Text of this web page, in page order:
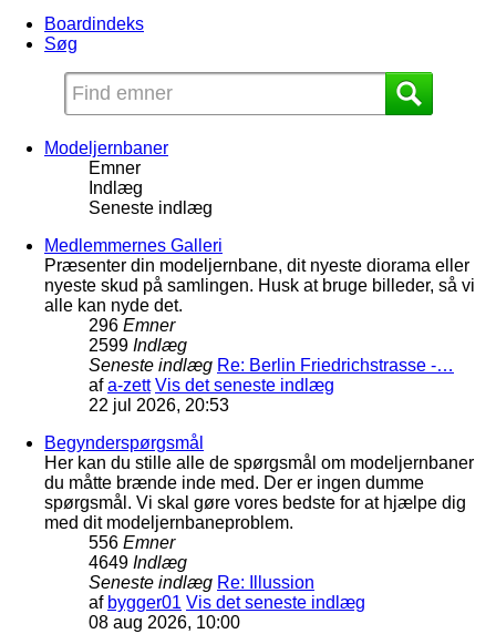
Boardindeks
Søg
Modeljernbaner
Emner
Indlæg
Seneste indlæg
Medlemmernes Galleri
Præsenter din modeljernbane, dit nyeste diorama eller
nyeste skud på samlingen. Husk at bruge billeder, så vi
alle kan nyde det.
296 Emner
2599 Indlæg
Seneste indlæg Re: Berlin Friedrichstrasse -…
afa-zett Vis det seneste indlæg
22 jul 2026, 20:53
Begynderspørgsmål
Her kan du stille alle de spørgsmål om modeljernbaner
du måtte brænde inde med. Der er ingen dumme
spørgsmål. Vi skal gøre vores bedste for at hjælpe dig
med dit modeljernbaneproblem.
556 Emner
4649 Indlæg
Seneste indlæg Re: Illussion
af bygger01 Vis det seneste indlæg
08 aug 2026, 10:00